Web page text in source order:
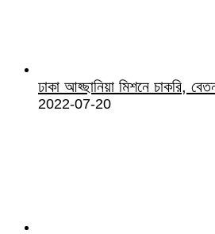
ঢাকা আহ্ছানিয়া মিশনে চাকরি,
2022-07-20